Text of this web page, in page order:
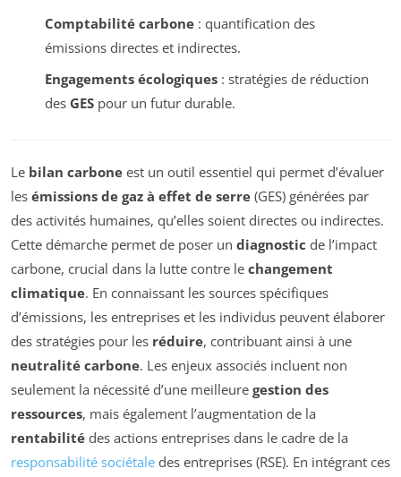
Comptabilité carbone: quantification des
émissions directes et indirectes.
Engagements écologiques: stratégies de réduction
des GESpour un futur durable.
Le bilan carbone est un outil essentiel qui permet d’évaluer
les émissions de gaz à effet de serre (GES) générées par
des activités humaines, qu’elles soient directes ou indirectes.
Cette démarche permet de poser un diagnostic de l’impact
carbone, crucial dans la lutte contre le changement
climatique. En connaissant les sources spécifiques
d’émissions, les entreprises et les individus peuvent élaborer
des stratégies pour les réduire, contribuant ainsi à une
neutralité carbone. Les enjeux associés incluent non
seulement la nécessité d’une meilleure gestion des
ressources, mais également l’augmentation de la
rentabilité des actions entreprises dans le cadre de la
responsabilité sociétale des entreprises (RSE). En intégrant ces